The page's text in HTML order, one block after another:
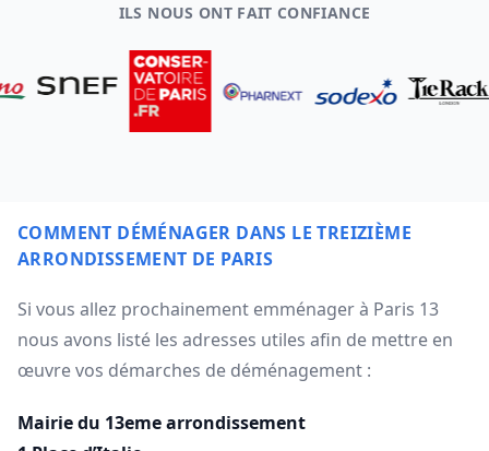
ILS NOUS ONT FAIT CONFIANCE
COMMENT DÉMÉNAGER DANS LE TREIZIÈME
ARRONDISSEMENT DE PARIS
Si vous allez prochainement emménager à Paris 13
nous avons listé les adresses utiles afin de mettre en
œuvre vos démarches de déménagement :
Mairie du 13eme arrondissement